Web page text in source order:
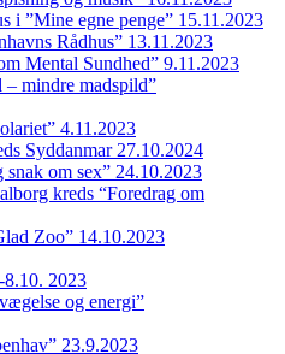
i ”Mine egne penge” 15.11.2023
Rådhus” 13.11.2023
Mental Sundhed” 9.11.2023
mindre madspild”
4.11.2023
Syddanmar 27.10.2024
om sex” 24.10.2023
kreds “Foredrag om
Zoo” 14.10.2023
8.10. 2023
og energi”
23.9.2023